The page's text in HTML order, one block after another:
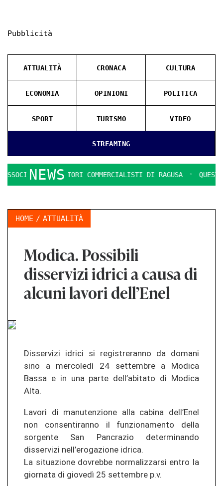
Pubblicità
STREAMING
ATTUALITÀ CRONACA CULTURA
ECONOMIA OPINIONI POLITICA
SPORT TURISMO VIDEO
NEWS
DOTTORI COMMERCIALISTI DI RAGUSA
HOME ATTUALITÀ
Modica. Possibili
disservizi idrici a causa di
alcuni lavori dell’Enel
Disservizi idrici si registreranno da domani
sino a mercoledì 24 settembre a Modica
Bassa e in una parte dell’abitato di Modica
Alta.
Lavori di manutenzione alla cabina dell’Enel
non consentiranno il funzionamento della
sorgente San Pancrazio determinando
disservizi nell’erogazione idrica.
La situazione dovrebbe normalizzarsi entro la
giornata di giovedì 25 settembre p.v.